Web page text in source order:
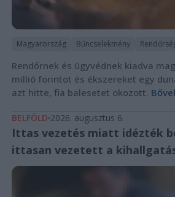
Magyarország Bűncselekmény
Rendőrnek és ügyvédnek kiadva
millió forintot és ékszereket egy
azt hitte, fia balesetet okozott.
BELFÖLD 2026. augusztus 6.
Ittas vezetés miatt idézték
ittasan vezetett a